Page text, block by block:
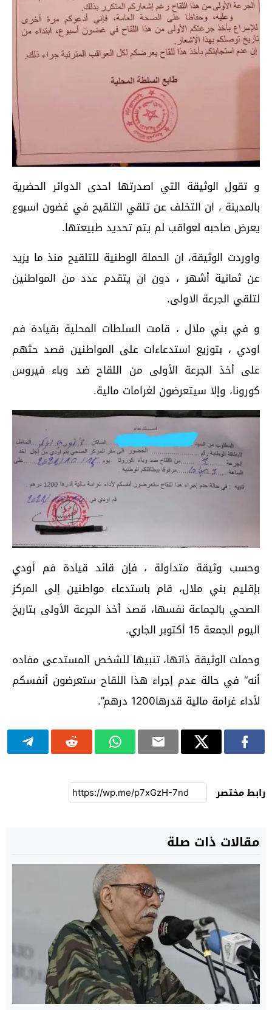
و تقول الوثيقة التي اصدرتها احدى الدوائر الحضرية
بالمدينة ، ان التخلف عن تلقي التلقيح في غضون اسبوع
يعرض صاحبه لعواقب لم يتم تحديد طبيعتها.
واوردت الوثيقة، ان الحملة الوطنية للتلقيح منذ ما يزيد
عن ثمانية أشهر ، دون ان يتقدم عدد من المواطنين
لتلقي الجرعة الاولى.
و في بني ملال ، قامت السلطات المحلية بقيادة فم
اودي ، بتوزيع استدعاءات على المواطنين قصد حثهم
على أخذ الجرعة الأولى من اللقاح ضد وباء فيروس
كورونا، وإلا سيتعرضون لغرامات مالية.
وحسب وثيقة متداولة ، فإن قائد قيادة فم أودي
بإقليم بني ملال، قام باستدعاء مواطنين إلى المركز
الصحي بالجماعة نفسها، قصد أخذ الجرعة الأولى بتاريخ
اليوم الجمعة 15 أكتوبر الجاري.
وحملت الوثيقة ذاتها، تنبيها للشخص المستدعى مفاده
أنه“ في حالة عدم إجراء هذا اللقاح ستعرضون أنفسكم
لأداء غرامة مالية قدرها1200 درهم”.
رابط مختصر
مقالات ذات صلة